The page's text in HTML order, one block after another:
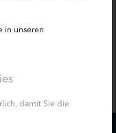
in unseren
damit Sie die